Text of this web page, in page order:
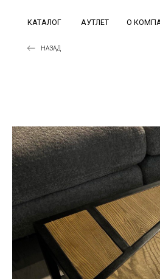
КАТАЛОГ АУТЛЕТ О КОМПАНИИ